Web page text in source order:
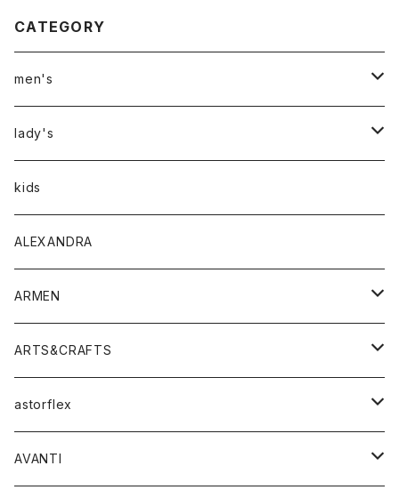
CATEGORY
men's
アウター
トップス
Tシャツ
シャツ
ボトムス
lady's
アウター
トップス
Tシャツ・カットソー
シャツ・ブラウス
ボトムス
パンツ
スカート
ワンピース・オールインワン
バッグ
シューズ
kids
ALEXANDRA
ARMEN
アウター
コート
ジャケット
トップス
ベスト
ワンピース
ARTS&CRAFTS
アクセサリー
ウォレット
astorflex
グッズ
AVANTI